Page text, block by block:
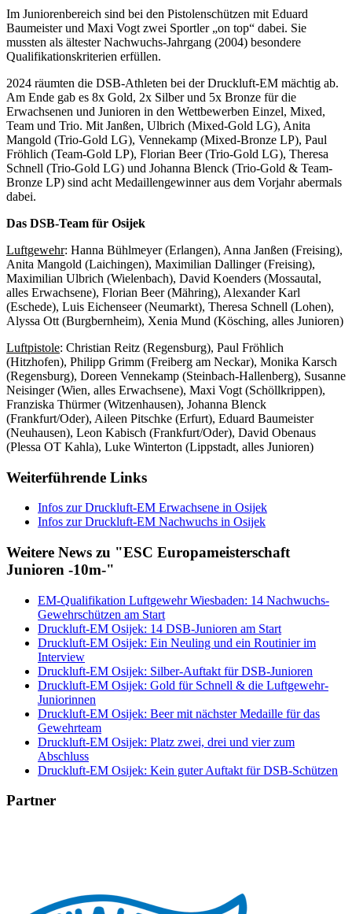
Im Juniorenbereich sind bei den Pistolenschützen mit Eduard
Baumeister und Maxi Vogt zwei Sportler „on top“ dabei. Sie
mussten als ältester Nachwuchs-Jahrgang (2004) besondere
Qualifikationskriterien erfüllen.
2024 räumten die DSB-Athleten bei der Druckluft-EM mächtig ab.
Am Ende gab es 8x Gold, 2x Silber und 5x Bronze für die
Erwachsenen und Junioren in den Wettbewerben Einzel, Mixed,
Team und Trio. Mit Janßen, Ulbrich (Mixed-Gold LG), Anita
Mangold (Trio-Gold LG), Vennekamp (Mixed-Bronze LP), Paul
Fröhlich (Team-Gold LP), Florian Beer (Trio-Gold LG), Theresa
Schnell (Trio-Gold LG) und Johanna Blenck (Trio-Gold & Team-
Bronze LP) sind acht Medaillengewinner aus dem Vorjahr abermals
dabei.
Das DSB-Team für Osijek
Luftgewehr: Hanna Bühlmeyer (Erlangen), Anna Janßen (Freising),
Anita Mangold (Laichingen), Maximilian Dallinger (Freising),
Maximilian Ulbrich (Wielenbach), David Koenders (Mossautal,
alles Erwachsene), Florian Beer (Mähring), Alexander Karl
(Eschede), Luis Eichenseer (Neumarkt), Theresa Schnell (Lohen),
Alyssa Ott (Burgbernheim), Xenia Mund (Kösching, alles Junioren)
Luftpistole: Christian Reitz (Regensburg), Paul Fröhlich
(Hitzhofen), Philipp Grimm (Freiberg am Neckar), Monika Karsch
(Regensburg), Doreen Vennekamp (Steinbach-Hallenberg), Susanne
Neisinger (Wien, alles Erwachsene), Maxi Vogt (Schöllkrippen),
Franziska Thürmer (Witzenhausen), Johanna Blenck
(Frankfurt/Oder), Aileen Pitschke (Erfurt), Eduard Baumeister
(Neuhausen), Leon Kabisch (Frankfurt/Oder), David Obenaus
(Plessa OT Kahla), Luke Winterton (Lippstadt, alles Junioren)
Weiterführende Links
Infos zur Druckluft-EM Erwachsene in Osijek
Infos zur Druckluft-EM Nachwuchs in Osijek
Weitere News zu "ESC Europameisterschaft
Junioren -10m-"
EM-Qualifikation Luftgewehr Wiesbaden: 14 Nachwuchs-
Gewehrschützen am Start
Druckluft-EM Osijek: 14 DSB-Junioren am Start
Druckluft-EM Osijek: Ein Neuling und ein Routinier im
Interview
Druckluft-EM Osijek: Silber-Auftakt für DSB-Junioren
Druckluft-EM Osijek: Gold für Schnell & die Luftgewehr-
Juniorinnen
Druckluft-EM Osijek: Beer mit nächster Medaille für das
Gewehrteam
Druckluft-EM Osijek: Platz zwei, drei und vier zum
Abschluss
Druckluft-EM Osijek: Kein guter Auftakt für DSB-Schützen
Partner